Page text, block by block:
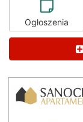
Ogłoszenia